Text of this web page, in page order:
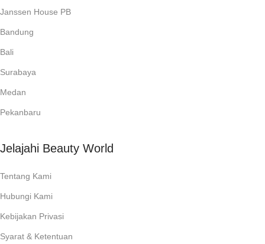
Janssen House PB
Bandung
Bali
Surabaya
Medan
Pekanbaru
Jelajahi Beauty World
Tentang Kami
Hubungi Kami
Kebijakan Privasi
Syarat & Ketentuan